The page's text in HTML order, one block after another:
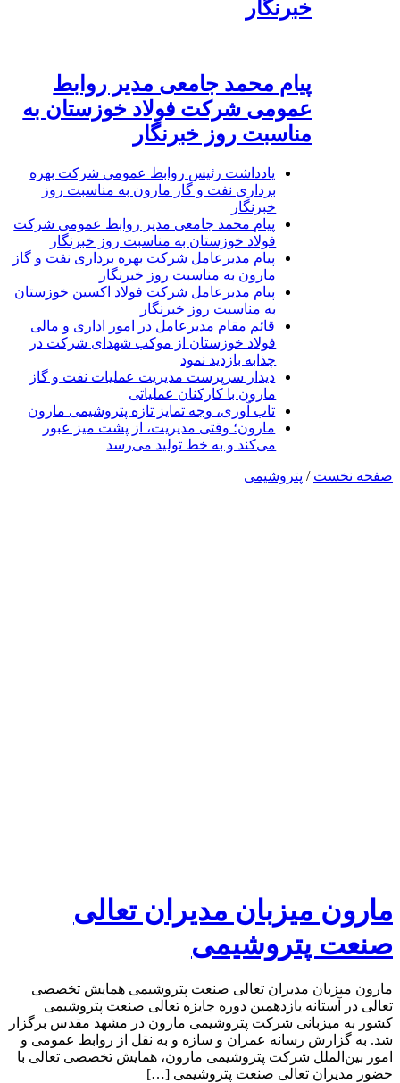
خبرنگار
پیام محمد جامعی مدیر روابط
عمومی شرکت فولاد خوزستان به
مناسبت روز خبرنگار
یادداشت رئیس روابط عمومی شرکت بهره
برداری نفت و گاز مارون به مناسبت روز
خبرنگار
پیام محمد جامعی مدیر روابط عمومی شرکت
فولاد خوزستان به مناسبت روز خبرنگار
پیام مدیرعامل شرکت بهره برداری نفت و گاز
مارون به مناسبت روز خبرنگار
پیام مدیرعامل شرکت فولاد اکسین خوزستان
به مناسبت روز خبرنگار
قائم مقام مدیرعامل در امور اداری و مالی
فولاد خوزستان از موکب شهدای شرکت در
چذابه بازدید نمود
دیدار سرپرست مدیریت عملیات نفت و گاز
مارون با کارکنان عملیاتی
تاب آوری، وجه تمایز تازه پتروشیمی مارون
مارون؛ وقتی مدیریت، از پشت میز عبور
می‌کند و به خط تولید می‌رسد
صفحه نخست / پتروشیمی
مارون میزبان مدیران تعالی
صنعت پتروشیمی
مارون میزبان مدیران تعالی صنعت پتروشیمی همایش تخصصی
تعالی در آستانه یازدهمین دوره جایزه تعالی صنعت پتروشیمی
کشور به میزبانی شرکت پتروشیمی مارون در مشهد مقدس برگزار
شد. به گزارش رسانه عمران و سازه و به نقل از روابط عمومی و
امور بین‌الملل شرکت پتروشیمی مارون، همایش تخصصی تعالی با
حضور مدیران تعالی صنعت پتروشیمی […]